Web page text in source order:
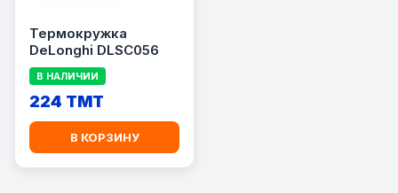
Термокружка
DeLonghi DLSC056
В НАЛИЧИИ
224 TMT
В КОРЗИНУ